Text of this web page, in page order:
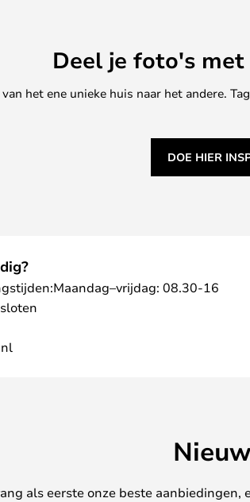
Deel je foto's
het ene unieke huis naar het andere.
DOE HIER
08.30-16
als eerste onze beste